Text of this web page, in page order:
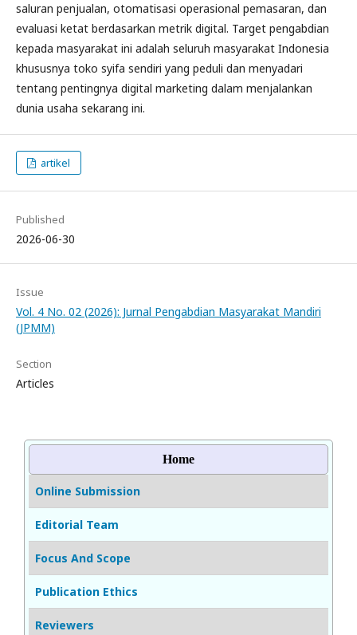
saluran penjualan, otomatisasi operasional pemasaran, dan
evaluasi ketat berdasarkan metrik digital. Target pengabdian
kepada masyarakat ini adalah seluruh masyarakat Indonesia
khususnya toko syifa sendiri yang peduli dan menyadari
tentang pentingnya digital marketing dalam menjalankan
dunia usaha sekarang ini.
artikel
Published
2026-06-30
Issue
Vol. 4 No. 02 (2026): Jurnal Pengabdian Masyarakat Mandiri
(JPMM)
Section
Articles
Home
Online Submission
Editorial Team
Focus And Scope
Publication Ethics
Reviewers